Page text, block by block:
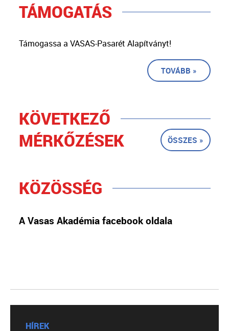
TÁMOGATÁS
Támogassa a VASAS-Pasarét Alapítványt!
TOVÁBB »
KÖVETKEZŐ
MÉRKŐZÉSEK
ÖSSZES »
KÖZÖSSÉG
A Vasas Akadémia facebook oldala
HÍREK